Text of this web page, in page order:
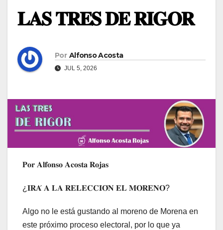
𝐋𝐀𝐒 𝐓𝐑𝐄𝐒 𝐃𝐄 𝐑𝐈𝐆𝐎𝐑
Por Alfonso Acosta
JUL 5, 2026
𝐏𝐨𝐫 𝐀𝐥𝐟𝐨𝐧𝐬𝐨 𝐀𝐜𝐨𝐬𝐭𝐚 𝐑𝐨𝐣𝐚𝐬
¿𝐈𝐑𝐀́ 𝐀 𝐋𝐀 𝐑𝐄𝐋𝐄𝐂𝐂𝐈𝐎́𝐍 𝐄𝐋 𝐌𝐎𝐑𝐄𝐍𝐎?
Algo no le está gustando al moreno de Morena en
este próximo proceso electoral, por lo que ya